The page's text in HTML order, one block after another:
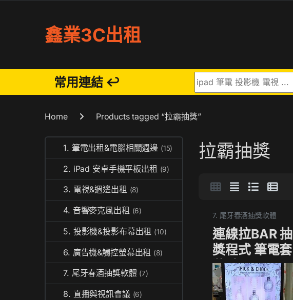
鑫業3C出租
常用連結 ↩ Search for:
Home Products tagged “拉霸抽獎”
拉霸抽獎
7. 尾牙春酒抽獎軟體
連線拉BAR 抽
獎程式 筆電套
裝 出租
1. 筆電出租&電腦相關週邊 (15)
2. iPad 安卓手機平板出租 (9)
3. 電視&週邊出租 (8)
4. 音響麥克風出租 (6)
5. 投影機&投影布幕出租 (10)
6. 廣告機&觸控螢幕出租 (8)
7. 尾牙春酒抽獎軟體 (7)
8. 直播與視訊會議 (6)